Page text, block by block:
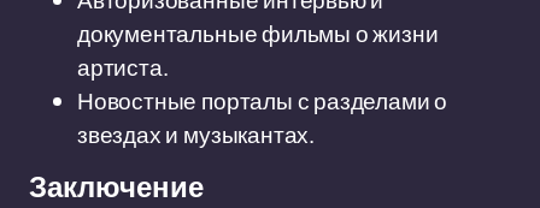
документальные фильмы о жизни
артиста.
Новостные порталы с разделами о
звездах и музыкантах.
Заключение